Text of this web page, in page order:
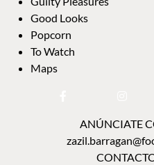
Good Looks
Popcorn
To Watch
Maps
ANÚNCIATE